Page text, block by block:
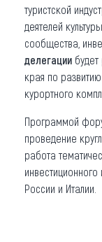
туристской
деятелей
сообщества,
делегации
края по
курортного
Программой
проведение
работа
России и Италии.